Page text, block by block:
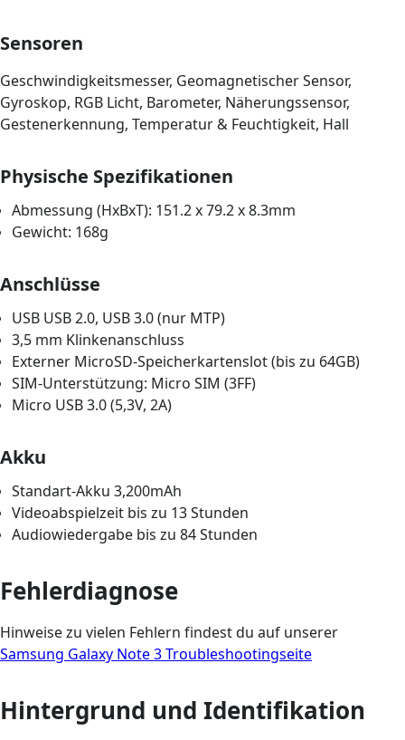
Sensoren
Geschwindigkeitsmesser, Geomagnetischer Sensor,
Gyroskop, RGB Licht, Barometer, Näherungssensor,
Gestenerkennung, Temperatur & Feuchtigkeit, Hall
Physische Spezifikationen
Abmessung (HxBxT): 151.2 x 79.2 x 8.3mm
Gewicht: 168g
Anschlüsse
USB USB 2.0, USB 3.0 (nur MTP)
3,5 mm Klinkenanschluss
Externer MicroSD-Speicherkartenslot (bis zu 64GB)
SIM-Unterstützung: Micro SIM (3FF)
Micro USB 3.0 (5,3V, 2A)
Akku
Standart-Akku 3,200mAh
Videoabspielzeit bis zu 13 Stunden
Audiowiedergabe bis zu 84 Stunden
Fehlerdiagnose
Hinweise zu vielen Fehlern findest du auf unserer
Samsung Galaxy Note 3 Troubleshootingseite
Hintergrund und Identifikation